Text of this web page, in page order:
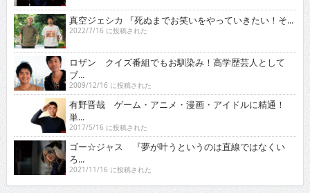
真空ジェシカ 『死ぬまでお笑いをやっていきたい！そ...
2022/7/16 に投稿された
ロザン クイズ番組でもお馴染み！高学歴芸人として
ブ...
2009/12/16 に投稿された
有野晋哉 ゲーム・アニメ・漫画・アイドルに精通！
単...
2017/5/16 に投稿された
ゴー☆ジャス 『夢が叶うというのは直線ではなくい
ろ...
2021/11/16 に投稿された